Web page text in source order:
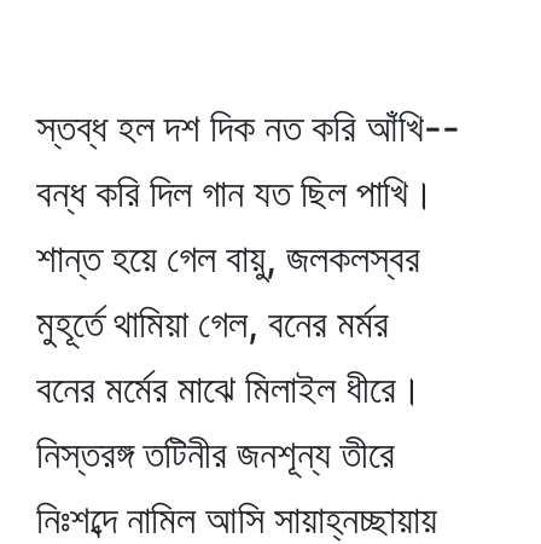
স্তব্ধ হল দশ দিক নত করি আঁখি--
বন্ধ করি দিল গান যত ছিল পাখি।
শান্ত হয়ে গেল বায়ু, জলকলস্বর
মুহূর্তে থামিয়া গেল, বনের মর্মর
বনের মর্মের মাঝে মিলাইল ধীরে।
নিস্তরঙ্গ তটিনীর জনশূন্য তীরে
নিঃশব্দে নামিল আসি সায়াহ্নচ্ছায়ায়